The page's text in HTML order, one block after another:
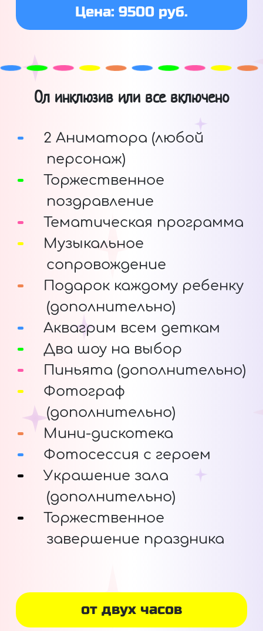
Цена: 9500 руб.
Ол инклюзив или все включено
2 Аниматора (любой
персонаж)
Торжественное
поздравление
Тематическая программа
Музыкальное
сопровождение
Подарок каждому ребенку
(дополнительно)
Аквагрим всем деткам
Два шоу на выбор
Пиньята (дополнительно)
Фотограф
(дополнительно)
Мини-дискотека
Фотосессия с героем
Украшение зала
(дополнительно)
Торжественное
завершение праздника
от двух часов